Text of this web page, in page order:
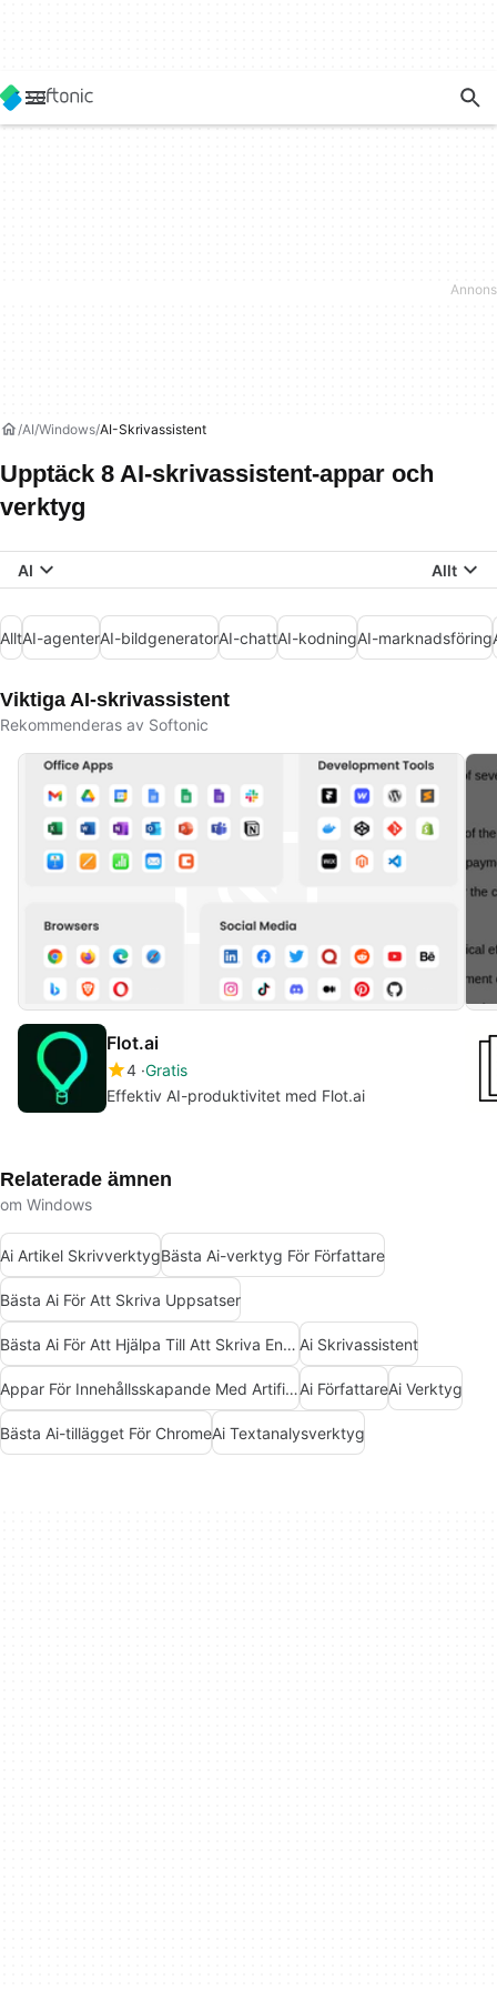
AI Windows AI-Skrivassistent
Upptäck 8 AI-skrivassistent-appar och
verktyg
AI Allt
AlltAI-agenterAI-bildgeneratorAI-chattAI-kodningAI-marknadsföring
Viktiga AI-skrivassistent
Rekommenderas av Softonic
Flot.ai
4 Gratis
Effektiv AI-produktivitet med Flot.ai
Relaterade ämnen
om Windows
Ai Artikel SkrivverktygBästa Ai-verktyg För Författare
Bästa Ai För Att Skriva Uppsatser
Bästa Ai För Att Hjälpa Till Att Skriva En Bok Ai Skrivassistent
Appar För Innehållsskapande Med Artificiell IntelligensAi FörfattareAi Verktyg
Bästa Ai-tillägget För ChromeAi Textanalysverktyg